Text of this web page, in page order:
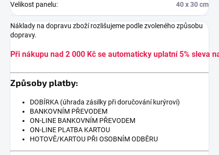
Velikost panelu: 40 x 30 cm
Náklady na dopravu zboží rozlišujeme podle zvoleného způsobu
dopravy.
Při nákupu nad 2 000 Kč se automaticky uplatní 5% sleva
Způsoby platby:
DOBÍRKA (úhrada zásilky při doručování kurýrovi)
BANKOVNÍM PŘEVODEM
ON-LINE BANKOVNÍM PŘEVODEM
ON-LINE PLATBA KARTOU
HOTOVĚ/KARTOU PŘI OSOBNÍM ODBĚRU